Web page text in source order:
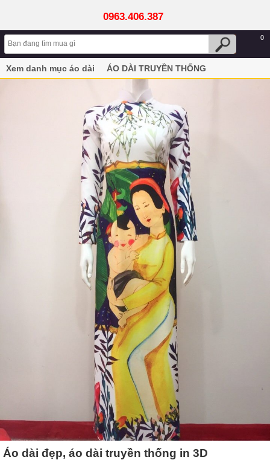
0963.406.387
0
Xem danh mục áo dài
ÁO DÀI TRUYỀN THỐNG
Áo dài đẹp, áo dài truyền thống in 3D
Áo dài đẹp, áo dài truyền thống in 3D